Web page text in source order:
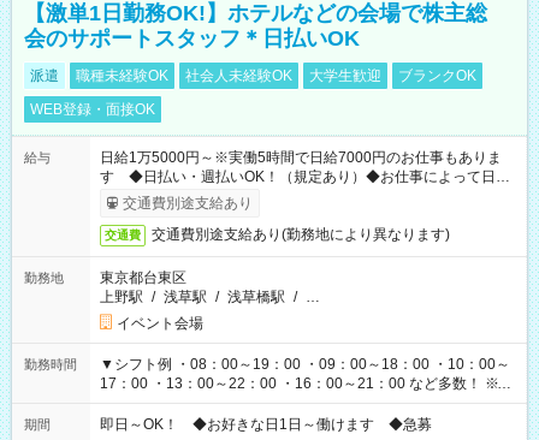
【激単1日勤務OK!】ホテルなどの会場で株主総
会のサポートスタッフ＊日払いOK
派遣 職種未経験OK 社会人未経験OK 大学生歓迎
ブランクOK
WEB登録・面接OK
給与
日給1万5000円～※実働5時間で日給7000円のお仕事もありま
す ◆日払い・週払いOK！（規定あり）◆お仕事によって日給
も異なります
交通費別途支給あり
交通費 交通費別途支給あり(勤務地により異なります)
勤務地
東京都台東区
上野駅 / 浅草駅 / 浅草橋駅 / …
イベント会場
勤務時間
▼シフト例 ・08：00～19：00 ・09：00～18：00 ・10：00～
17：00 ・13：00～22：00 ・16：00～21：00 など多数！ ※お
仕事により勤務時間が異なります
期間 即日～OK！ ◆お好きな日1日～働けます ◆急募